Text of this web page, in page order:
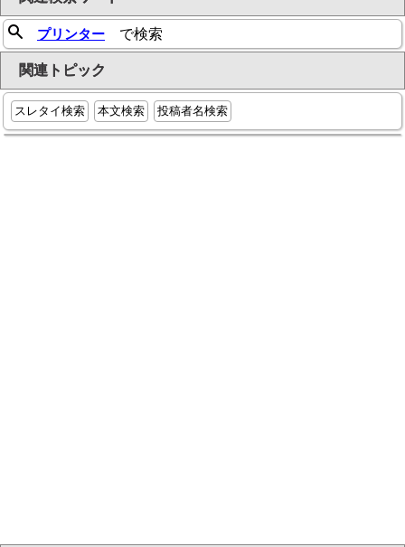
プリンター で検索
関連トピック
スレタイ検索 本文検索 投稿者名検索